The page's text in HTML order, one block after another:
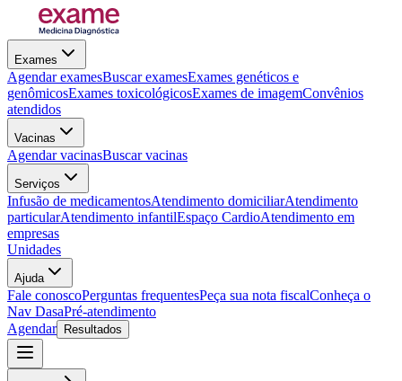
Exames
Agendar examesBuscar examesExames genéticos e
genômicosExames toxicológicosExames de imagemConvênios
atendidos
Vacinas
Agendar vacinasBuscar vacinas
Serviços
Infusão de medicamentosAtendimento domiciliarAtendimento
particularAtendimento infantilEspaço CardioAtendimento em
empresas
Unidades
Ajuda
Fale conoscoPerguntas frequentesPeça sua nota fiscalConheça o
Nav DasaPré-atendimento
Agendar
Resultados